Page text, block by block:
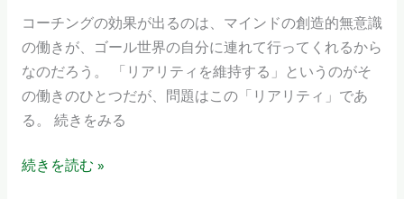
む
コ
ン
フ
ォ
ト
コーチングの効果が出るのは、マインドの創造的無意識
の働きが、ゴール世界の自分に連れて行ってくれるから
なのだろう。 「リアリティを維持する」というのがそ
の働きのひとつだが、問題はこの「リアリティ」であ
る。 続きをみる
ド
を
変
え
て
こ
続きを読む »